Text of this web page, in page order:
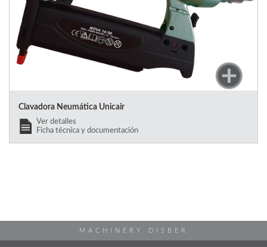
Clavadora Neumática Unicair
Ver detalles
Ficha técnica y documentación
MACHINERY DISBER